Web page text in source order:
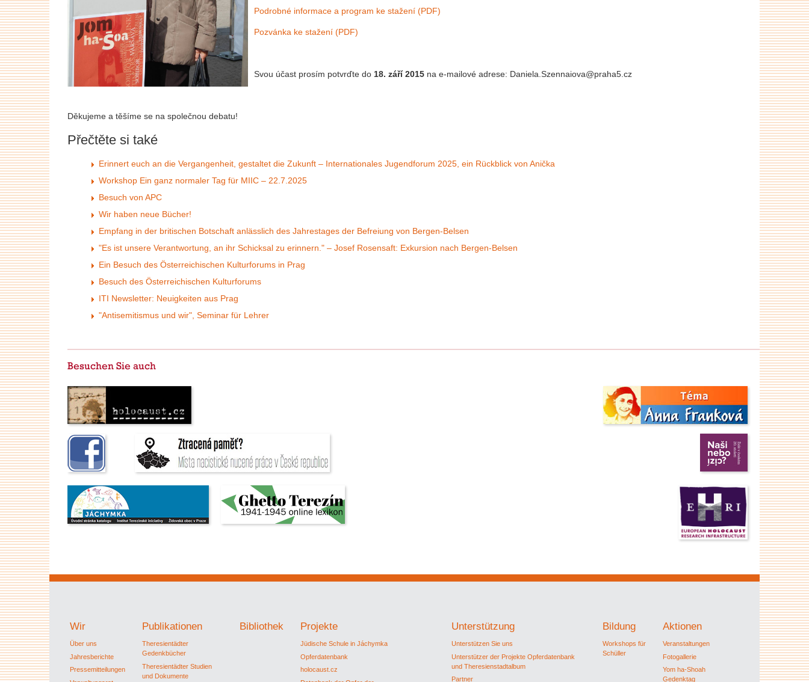
Podrobné informace a program ke stažení (PDF)
Pozvánka ke stažení (PDF)
Svou účast prosím potvrďte do 18. září 2015 na e-mailové adrese: Daniela.Szennaiova@praha5.cz
Děkujeme a těšíme se na společnou debatu!
Přečtěte si také
Erinnert euch an die Vergangenheit, gestaltet die Zukunft – Internationales Jugendforum 2025, ein Rückblick von Anička
Workshop Ein ganz normaler Tag für MIIC – 22.7.2025
Besuch von APC
Wir haben neue Bücher!
Empfang in der britischen Botschaft anlässlich des Jahrestages der Befreiung von Bergen-Belsen
"Es ist unsere Verantwortung, an ihr Schicksal zu erinnern." – Josef Rosensaft: Exkursion nach Bergen-Belsen
Ein Besuch des Österreichischen Kulturforums in Prag
Besuch des Österreichischen Kulturforums
ITI Newsletter: Neuigkeiten aus Prag
"Antisemitismus und wir", Seminar für Lehrer
Besuchen Sie auch
Wir
Über uns
Jahresberichte
Pressemitteilungen
Publikationen
Theresientädter
Gedenkbücher
Theresientädter Studien
und Dokumente
Bibliothek Projekte
Jüdische Schule in Jáchymka
Opferdatenbank
holocaust.cz
Unterstützung
Unterstützen Sie uns
Unterstützer der Projekte Opferdatenbank
und Theresienstadtalbum
Partner
Bildung
Workshops für
Schüller
Aktionen
Veranstaltungen
Fotogallerie
Yom ha-Shoah
Gedenktag